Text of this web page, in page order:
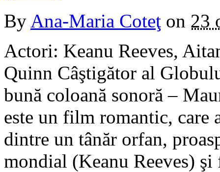
By Ana-Maria Coteţ on 23
Actori: Keanu Reeves,
Quinn Câştigător al
bună coloană sonoră –
este un film romantic, care
dintre un tânăr orfan,
mondial (Keanu Reeves)